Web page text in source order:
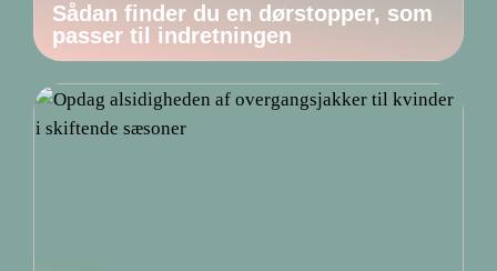
Sådan finder du en dørstopper, som
passer til indretningen